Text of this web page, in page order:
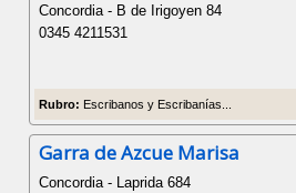
Concordia - B de Irigoyen 84
0345 4211531
Rubro: Escribanos y Escribanías...
Garra de Azcue Marisa
Concordia - Laprida 684